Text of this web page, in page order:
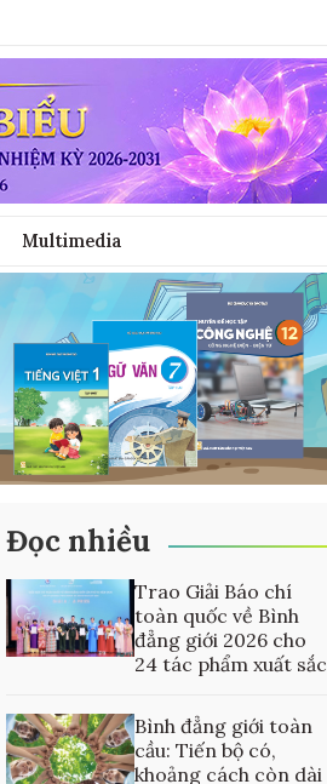
Multimedia
Đọc nhiều
Trao Giải Báo chí
toàn quốc về Bình
đẳng giới 2026 cho
24 tác phẩm xuất sắc
Bình đẳng giới toàn
cầu: Tiến bộ có,
khoảng cách còn dài